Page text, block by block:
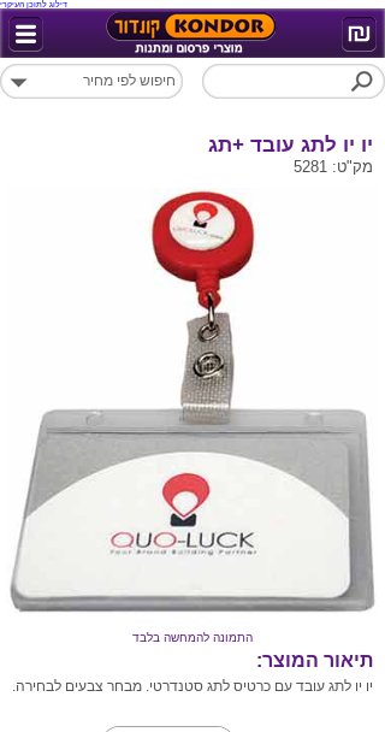
דילוג לתוכן העיקרי
יו יו לתג עובד +תג
מק"ט: 5281
התמונה להמחשה בלבד
תיאור המוצר:
יו יו לתג עובד עם כרטיס לתג סטנדרטי. מבחר צבעים לבחירה.